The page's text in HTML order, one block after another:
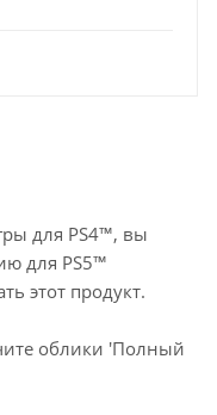
для PS4™, вы
для PS5™
этот продукт.
облики 'Полный